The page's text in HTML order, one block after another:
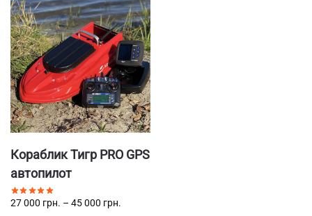
Кораблик Тигр PRO GPS
автопилот
27 000 грн. – 45 000 грн.